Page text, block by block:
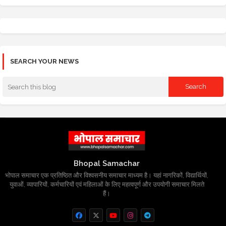
SEARCH YOUR NEWS
Bhopal Samachar
भोपाल समाचार एक प्रतिष्ठित और विश्वसनीय समाचार माध्यम है। यहां नागरिकों, विद्यार्थियों,
युवाओं, व्यापारियों, कर्मचारियों एवं महिलाओं के लिए महत्वपूर्ण और उपयोगी समाचार मिलते
हैं।